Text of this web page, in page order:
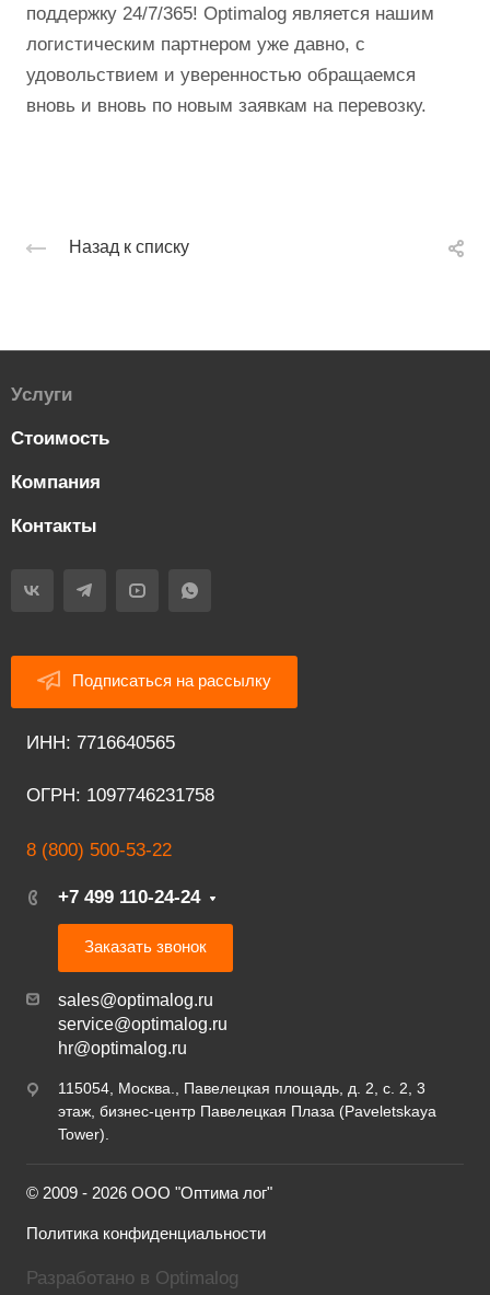
поддержку 24/7/365! Optimalog является нашим
логистическим партнером уже давно, с
удовольствием и уверенностью обращаемся
вновь и вновь по новым заявкам на перевозку.
Назад к списку
Услуги
Стоимость
Компания
Контакты
Подписаться на рассылку
ИНН: 7716640565
ОГРН: 1097746231758
8 (800) 500-53-22
+7 499 110-24-24
Заказать звонок
sales@optimalog.ru
service@optimalog.ru
hr@optimalog.ru
115054, Москва., Павелецкая площадь, д. 2, с. 2, 3
этаж, бизнес-центр Павелецкая Плаза (Paveletskaya
Tower).
© 2009 - 2026 ООО "Оптима лог"
Политика конфиденциальности
Разработано в Optimalog